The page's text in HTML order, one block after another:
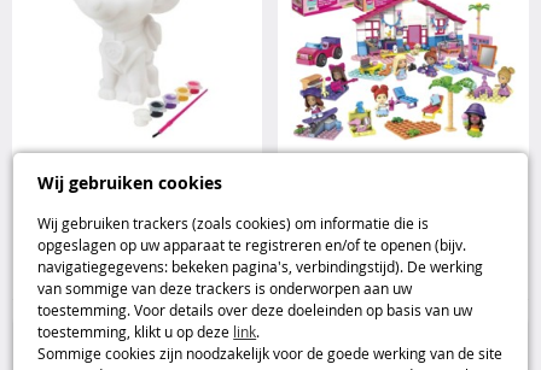
Wij gebruiken cookies
Wij gebruiken trackers (zoals cookies) om informatie die is
opgeslagen op uw apparaat te registreren en/of te openen (bijv.
navigatiegegevens: bekeken pagina's, verbindingstijd). De werking
van sommige van deze trackers is onderworpen aan uw
toestemming. Voor details over deze doeleinden op basis van uw
toestemming, klikt u op deze link.
Sommige cookies zijn noodzakelijk voor de goede werking van de site
Skye spaarpot om te schilderen
(Paw Patrol knutselset)
Nickelodeon
13,95€
25%
bouwsets Mega Construx
29,95€
Bouwspeelgoed